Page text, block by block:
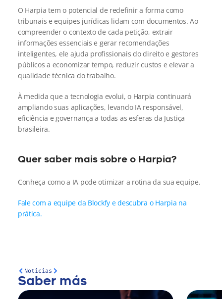
O Harpia tem o potencial de redefinir a forma como
tribunais e equipes jurídicas lidam com documentos. Ao
compreender o contexto de cada petição, extrair
informações essenciais e gerar recomendações
inteligentes, ele ajuda profissionais do direito e gestores
públicos a economizar tempo, reduzir custos e elevar a
qualidade técnica do trabalho.
À medida que a tecnologia evolui, o Harpia continuará
ampliando suas aplicações, levando IA responsável,
eficiência e governança a todas as esferas da Justiça
brasileira.
Quer saber mais sobre o Harpia?
Conheça como a IA pode otimizar a rotina da sua equipe.
Fale com a equipe da Blockfy e descubra o Harpia na
prática.
Noticias
Saber más